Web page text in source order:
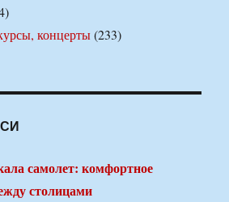
концерты(233)
самолет: комфортное
столицами